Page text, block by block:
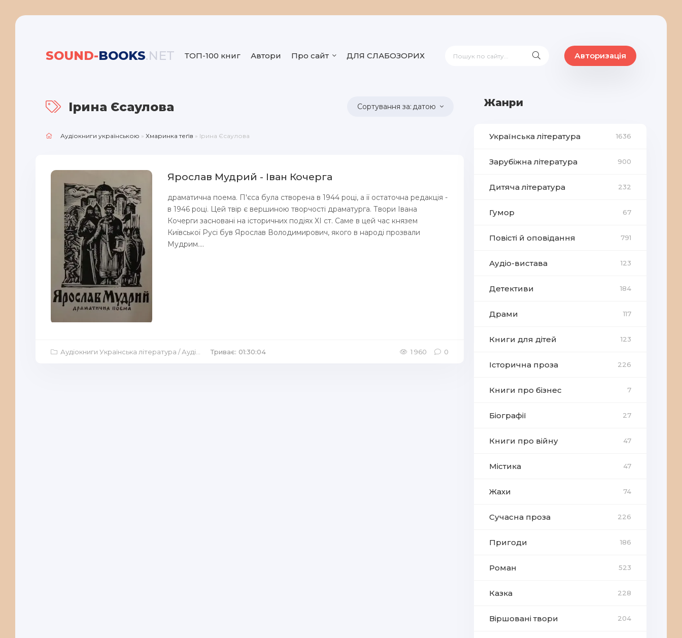
SOUND-BOOKS.NET ТОП-100 книг Автори Про сайт ДЛЯ СЛАБОЗОРИХ Авторизація
Ірина Єсаулова датою
Аудіокниги українською » Хмаринка теґів » Ірина Єсаулова
Ярослав Мудрий - Іван Кочерга
драматична поема. П'єса була створена в 1944 році, а її остаточна редакція -
в 1946 році. Цей твір є вершиною творчості драматурга. Твори Івана
Кочерги засновані на історичних подіях XI ст. Саме в цей час князем
Київської Русі був Ярослав Володимирович, якого в народі прозвали
Мудрим....
Аудіокниги Українська література /Аудіокниги Аудіо-вистави Триває: 01:30:04 1 960 0
Жанри
Українська література 1636
Зарубіжна література 900
Дитяча література 232
Гумор 67
Повісті й оповідання 791
Аудіо-вистава 123
Детективи 184
Драми 117
Книги для дітей 123
Історична проза 226
Книги про бізнес 7
Біографії 27
Книги про війну 47
Містика 47
Жахи 74
Сучасна проза 226
Пригоди 186
Роман 523
Казка 228
Віршовані твори 204